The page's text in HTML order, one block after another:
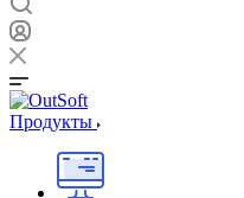
Продукты